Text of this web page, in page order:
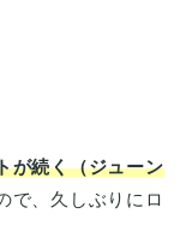
が続く（ジューン
で、久しぶりにロ